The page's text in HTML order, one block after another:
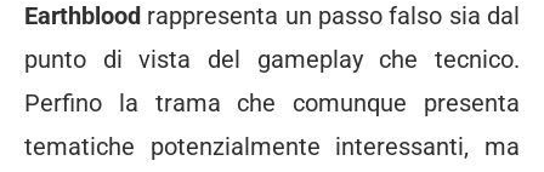
Earthblood rappresenta un passo falso sia dal
punto di vista del gameplay che tecnico.
Perfino la trama che comunque presenta
tematiche potenzialmente interessanti, ma